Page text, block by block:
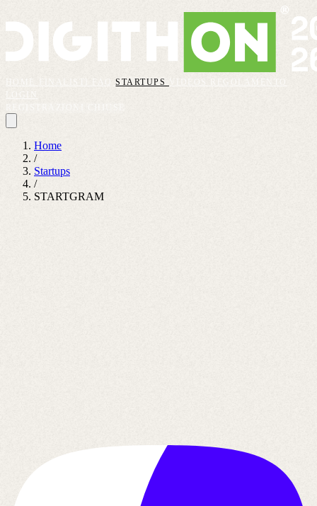
FAQSTARTUPS VIDEOS
REGOLAMENTO
Home
/
Startups
/
STARTGRAM